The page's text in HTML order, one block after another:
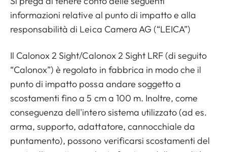
informazioni relative al punto di impatto e alla
responsabilità di Leica Camera AG (“LEICA”)
Il Calonox 2 Sight/Calonox 2 Sight LRF (di seguito
“Calonox”) è regolato in fabbrica in modo che il
punto di impatto possa andare soggetto a
scostamenti fino a 5 cm a 100 m. Inoltre, come
conseguenza dell'intero sistema utilizzato (ad es.
arma, supporto, adattatore, cannocchiale da
puntamento), possono verificarsi scostamenti del